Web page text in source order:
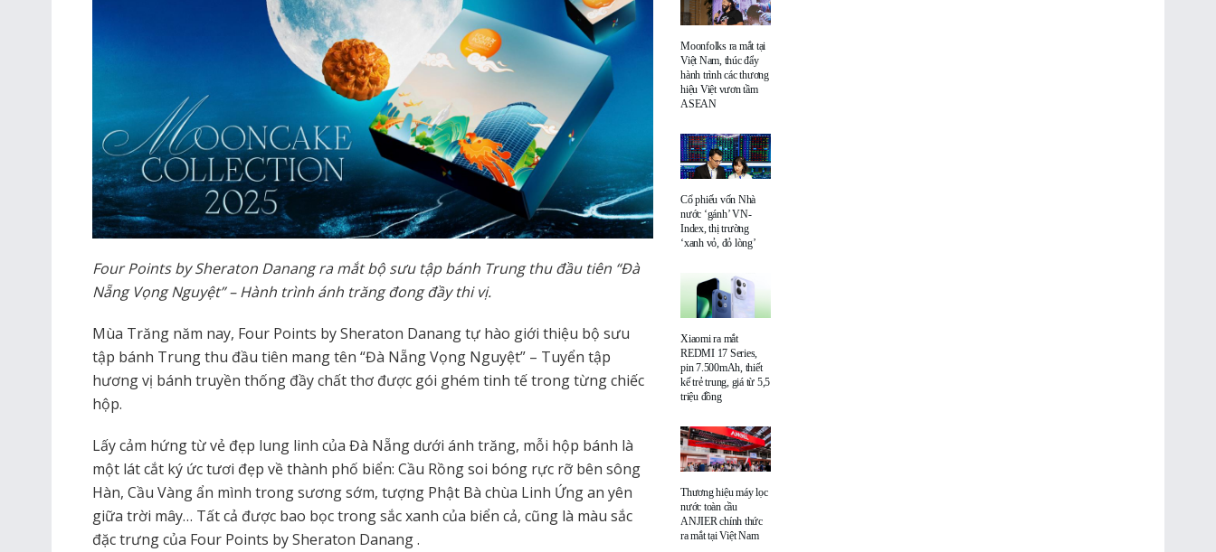
Four Points by Sheraton Danang ra mắt bộ sưu tập bánh Trung thu đầu tiên “Đà
Nẵng Vọng Nguyệt” – Hành trình ánh trăng đong đầy thi vị.
Mùa Trăng năm nay, Four Points by Sheraton Danang tự hào giới thiệu bộ sưu
tập bánh Trung thu đầu tiên mang tên “Đà Nẵng Vọng Nguyệt” – Tuyển tập
hương vị bánh truyền thống đầy chất thơ được gói ghém tinh tế trong từng chiếc
hộp.
Lấy cảm hứng từ vẻ đẹp lung linh của Đà Nẵng dưới ánh trăng, mỗi hộp bánh là
một lát cắt ký ức tươi đẹp về thành phố biển: Cầu Rồng soi bóng rực rỡ bên sông
Hàn, Cầu Vàng ẩn mình trong sương sớm, tượng Phật Bà chùa Linh Ứng an yên
giữa trời mây… Tất cả được bao bọc trong sắc xanh của biển cả, cũng là màu sắc
đặc trưng của Four Points by Sheraton Danang .
Moonfolks ra mắt tại
Việt Nam, thúc đẩy
hành trình các thương
hiệu Việt vươn tầm
ASEAN
Cổ phiếu vốn Nhà
nước ‘gánh’ VN-
Index, thị trường
‘xanh vỏ, đỏ lòng’
Xiaomi ra mắt
REDMI 17 Series,
pin 7.500mAh, thiết
kế trẻ trung, giá từ 5,5
triệu đồng
Thương hiệu máy lọc
nước toàn cầu
ANJIER chính thức
ra mắt tại Việt Nam